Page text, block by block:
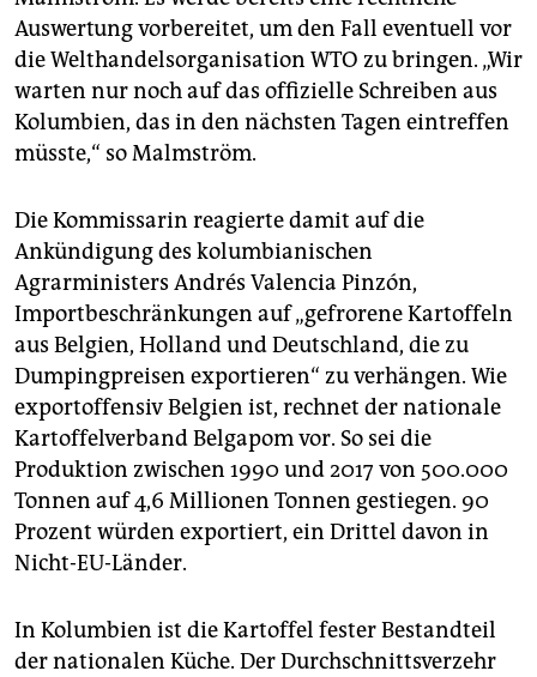
Auswertung vorbereitet, um den Fall eventuell vor
die Welthandelsorganisation WTO zu bringen. „Wir
warten nur noch auf das offizielle Schreiben aus
Kolumbien, das in den nächsten Tagen eintreffen
müsste,“ so Malmström.
Die Kommissarin reagierte damit auf die
Ankündigung des kolumbianischen
Agrarministers Andrés Valencia Pinzón,
Importbeschränkungen auf „gefrorene Kartoffeln
aus Belgien, Holland und Deutschland, die zu
Dumpingpreisen exportieren“ zu verhängen. Wie
exportoffensiv Belgien ist, rechnet der nationale
Kartoffelverband Belgapom vor. So sei die
Produktion zwischen 1990 und 2017 von 500.000
Tonnen auf 4,6 Millionen Tonnen gestiegen. 90
Prozent würden exportiert, ein Drittel davon in
Nicht-EU-Länder.
In Kolumbien ist die Kartoffel fester Bestandteil
der nationalen Küche. Der Durchschnittsverzehr